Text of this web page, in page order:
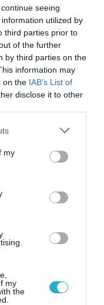
seeing
utilized by
third parties prior to
of the further
by third parties on the
information may
on the IAB’s List of
disclose it to other
or more Google
You may click to
third-party tags to
in below Google
my
my
the
νέος